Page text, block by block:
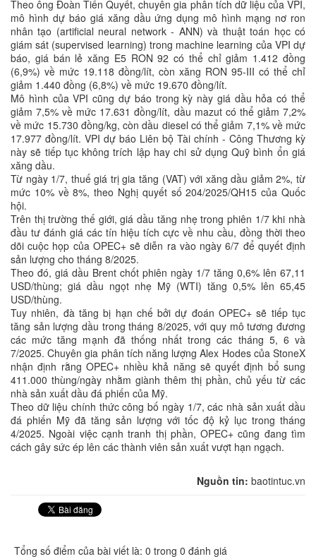
Theo ông Đoàn Tiến Quyết, chuyên gia phân tích dữ liệu của VPI,
mô hình dự báo giá xăng dầu ứng dụng mô hình mạng nơ ron
nhân tạo (artificial neural network - ANN) và thuật toán học có
giám sát (supervised learning) trong machine learning của VPI dự
báo, giá bán lẻ xăng E5 RON 92 có thể chỉ giảm 1.412 đồng
(6,9%) về mức 19.118 đồng/lít, còn xăng RON 95-III có thể chỉ
giảm 1.440 đồng (6,8%) về mức 19.670 đồng/lít.
Mô hình của VPI cũng dự báo trong kỳ này giá dầu hỏa có thể
giảm 7,5% về mức 17.631 đồng/lít, dầu mazut có thể giảm 7,2%
về mức 15.730 đồng/kg, còn dầu diesel có thể giảm 7,1% về mức
17.977 đồng/lít. VPI dự báo Liên bộ Tài chính - Công Thương kỳ
này sẽ tiếp tục không trích lập hay chi sử dụng Quỹ bình ổn giá
xăng dầu.
Từ ngày 1/7, thuế giá trị gia tăng (VAT) với xăng dầu giảm 2%, từ
mức 10% về 8%, theo Nghị quyết số 204/2025/QH15 của Quốc
hội.
Trên thị trường thế giới, giá dầu tăng nhẹ trong phiên 1/7 khi nhà
đầu tư đánh giá các tín hiệu tích cực về nhu cầu, đồng thời theo
dõi cuộc họp của OPEC+ sẽ diễn ra vào ngày 6/7 để quyết định
sản lượng cho tháng 8/2025.
Theo đó, giá dầu Brent chốt phiên ngày 1/7 tăng 0,6% lên 67,11
USD/thùng; giá dầu ngọt nhẹ Mỹ (WTI) tăng 0,5% lên 65,45
USD/thùng.
Tuy nhiên, đà tăng bị hạn chế bởi dự đoán OPEC+ sẽ tiếp tục
tăng sản lượng dầu trong tháng 8/2025, với quy mô tương đương
các mức tăng mạnh đã thống nhất trong các tháng 5, 6 và
7/2025. Chuyên gia phân tích năng lượng Alex Hodes của StoneX
nhận định rằng OPEC+ nhiều khả năng sẽ quyết định bổ sung
411.000 thùng/ngày nhằm giành thêm thị phần, chủ yếu từ các
nhà sản xuất dầu đá phiến của Mỹ.
Theo dữ liệu chính thức công bố ngày 1/7, các nhà sản xuất dầu
đá phiến Mỹ đã tăng sản lượng với tốc độ kỷ lục trong tháng
4/2025. Ngoài việc cạnh tranh thị phần, OPEC+ cũng đang tìm
cách gây sức ép lên các thành viên sản xuất vượt hạn ngạch.
Nguồn tin: baotintuc.vn
Tổng số điểm của bài viết là: 0 trong 0 đánh giá